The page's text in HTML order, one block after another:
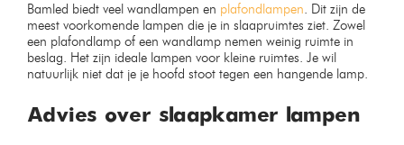
Bamled biedt veel wandlampen en plafondlampen. Dit zijn de
meest voorkomende lampen die je in slaapruimtes ziet. Zowel
een plafondlamp of een wandlamp nemen weinig ruimte in
beslag. Het zijn ideale lampen voor kleine ruimtes. Je wil
natuurlijk niet dat je je hoofd stoot tegen een hangende lamp.
Advies over slaapkamer lampen